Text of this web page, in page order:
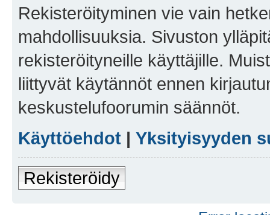
Rekisteröityminen vie vain
mahdollisuuksia. Sivuston
rekisteröityneille käyttäjille.
liittyvät käytännöt ennen
keskustelufoorumin säännöt.
Käyttöehdot | Yksityisyyden
Rekisteröidy